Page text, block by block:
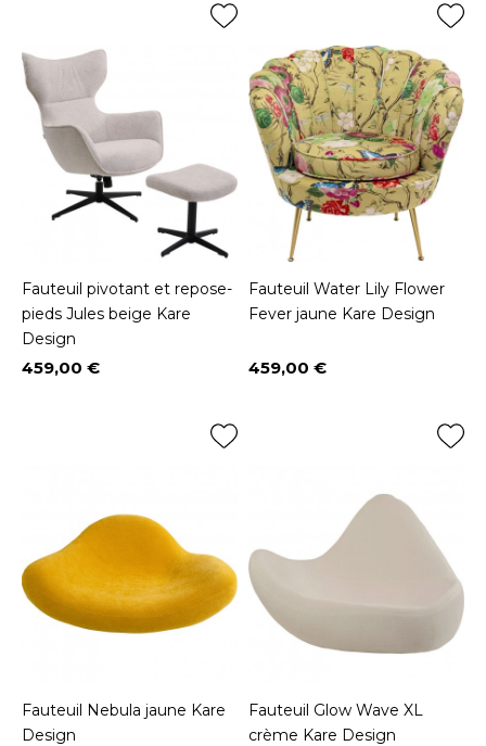
Fauteuil pivotant et repose-
pieds Jules beige Kare
Design
Prix
459,00 €
Fauteuil Water Lily Flower
Fever jaune Kare Design
Prix
459,00 €
Fauteuil Nebula jaune Kare
Design
Fauteuil Glow Wave XL
crème Kare Design